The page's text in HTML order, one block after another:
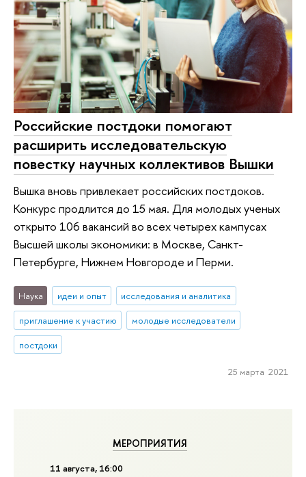
МЕРОПРИЯТИЯ
11 августа, 16:00
Российские постдоки помогают
расширить исследовательскую
повестку научных коллективов Вышки
Вышка вновь привлекает российских постдоков.
Конкурс продлится до 15 мая. Для молодых ученых
открыто 106 вакансий во всех четырех кампусах
Высшей школы экономики: в Москве, Санкт-
Петербурге, Нижнем Новгороде и Перми.
Наука идеи и опыт
исследования и аналитика
приглашение к участию
молодые исследователи
постдоки
25 марта 2021